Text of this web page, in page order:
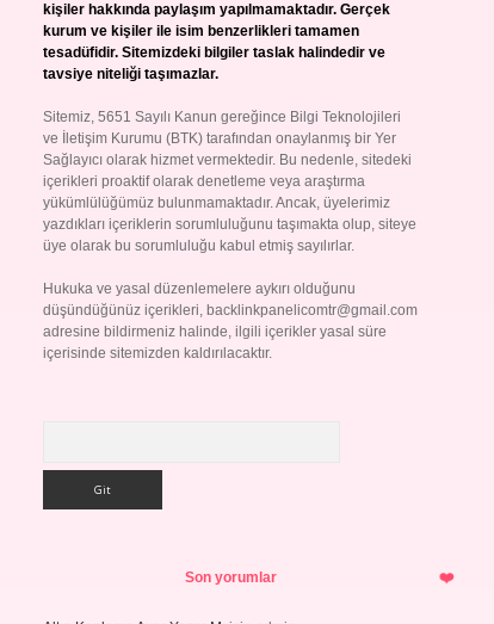
kişiler hakkında paylaşım yapılmamaktadır. Gerçek
kurum ve kişiler ile isim benzerlikleri tamamen
tesadüfidir. Sitemizdeki bilgiler taslak halindedir ve
tavsiye niteliği taşımazlar.
Sitemiz, 5651 Sayılı Kanun gereğince Bilgi Teknolojileri
ve İletişim Kurumu (BTK) tarafından onaylanmış bir Yer
Sağlayıcı olarak hizmet vermektedir. Bu nedenle, sitedeki
içerikleri proaktif olarak denetleme veya araştırma
yükümlülüğümüz bulunmamaktadır. Ancak, üyelerimiz
yazdıkları içeriklerin sorumluluğunu taşımakta olup, siteye
üye olarak bu sorumluluğu kabul etmiş sayılırlar.
Hukuka ve yasal düzenlemelere aykırı olduğunu
düşündüğünüz içerikleri, backlinkpanelicomtr@gmail.com
adresine bildirmeniz halinde, ilgili içerikler yasal süre
içerisinde sitemizden kaldırılacaktır.
Son yorumlar